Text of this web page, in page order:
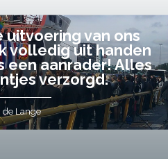
uitvoering van ons
volledig uit handen
een aanrader! Alles
verzorgd.
de Lange